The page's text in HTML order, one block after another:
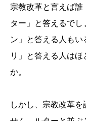
宗教改革と言えば
ター」と答えるで
ン」と答える人も
リ」と答える人は
か。
しかし、宗教改革